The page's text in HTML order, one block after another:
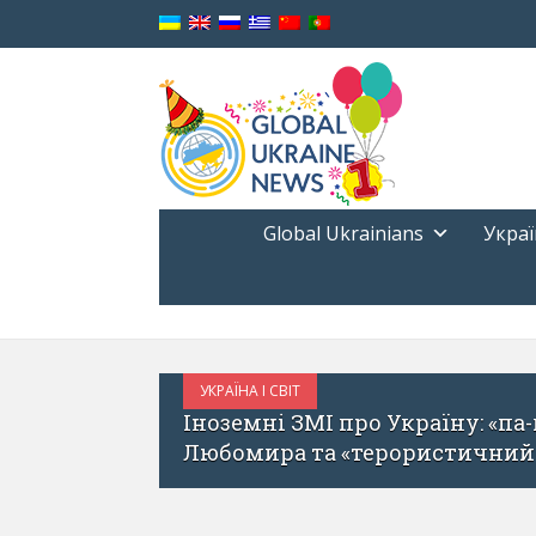
Global Ukrainians
Блаженнішого
Як розповідати